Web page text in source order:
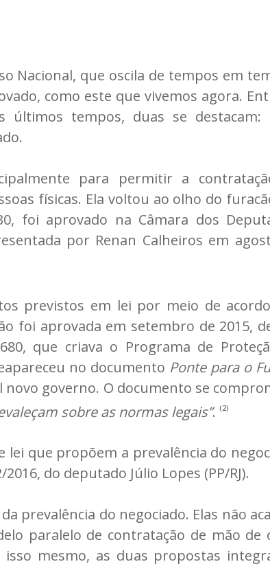
Nacional, que oscila de tempos em
como este que vivemos agora.
últimos tempos, duas se destacam:
para permitir a
físicas. Ela voltou ao olho do
foi aprovado na Câmara dos
por Renan Calheiros em
previstos em lei por meio de
foi aprovada em setembro de 2015,
que criava o Programa de
no documento Ponte para o
governo. O documento se
sobre as normas legais”. (2)
que propõem a prevalência do
do deputado Júlio Lopes (PP/RJ).
prevalência do negociado. Elas não
paralelo de contratação de mão de
mesmo, as duas propostas